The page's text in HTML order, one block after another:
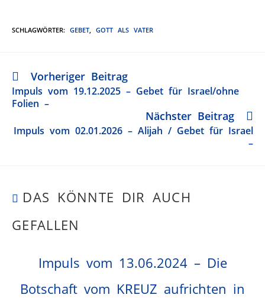
SCHLAGWÖRTER: GEBET, GOTT ALS VATER
Vorheriger Beitrag
Impuls vom 19.12.2025 – Gebet für Israel/ohne
Folien –
Nächster Beitrag
Impuls vom 02.01.2026 – Alijah / Gebet für Israel
–
DAS KÖNNTE DIR AUCH
GEFALLEN
Impuls vom 13.06.2024 – Die
Botschaft vom KREUZ aufrichten in